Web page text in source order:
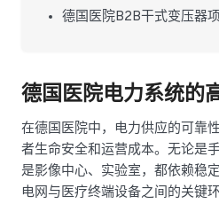
德国医院B2B干式变压器
德国医院电力系统的
在德国医院中，电力供应的可靠
者生命安全和运营成本。无论是
是影像中心、实验室，都依赖稳
电网与医疗终端设备之间的关键